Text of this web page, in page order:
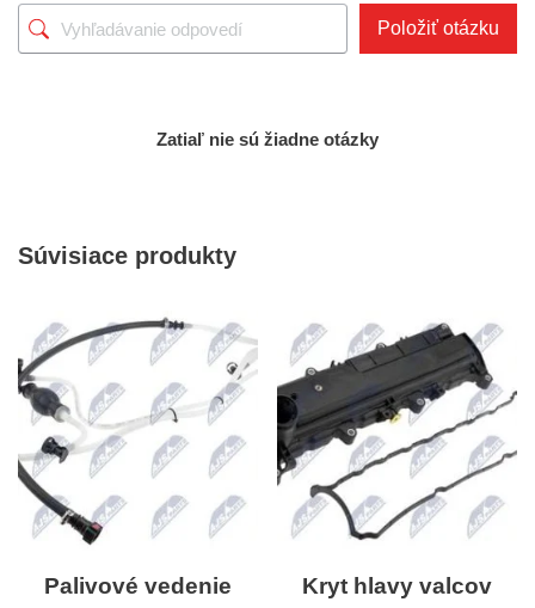
Položiť otázku
Zatiaľ nie sú žiadne otázky
Súvisiace produkty
Palivové vedenie
Kryt hlavy valcov